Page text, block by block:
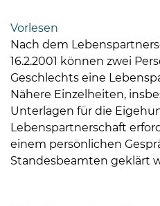
Bramstedt
Bleeck 15-
19
24576 Bad
Bramstedt
04192-
506-
Vorlesen
Nach dem
16.2.2001 können zwei
Geschlechts eine
Nähere Einzelheiten,
Unterlagen für die
Lebenspartnerschaft
einem persönlichen
Standesbeamten geklärt